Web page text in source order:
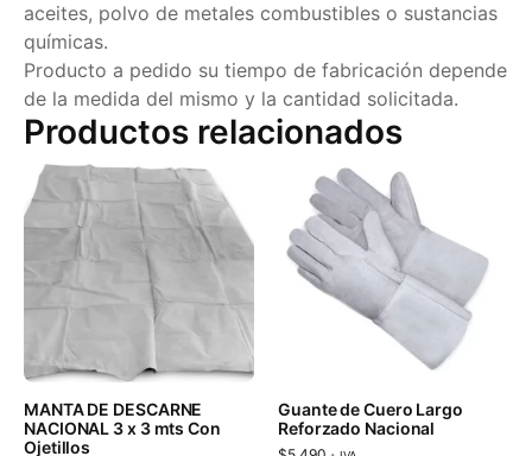
aceites, polvo de metales combustibles o sustancias
químicas.
Producto a pedido su tiempo de fabricación depende
de la medida del mismo y la cantidad solicitada.
Productos relacionados
MANTA DE DESCARNE
NACIONAL 3 x 3 mts Con
Ojetillos
Guante de Cuero Largo
Reforzado Nacional